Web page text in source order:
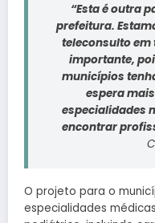
“Esta é outra
prefeitura.
teleconsulto em
importante,
municípios
espera
especialidades
encontrar
O projeto para o
especialidades